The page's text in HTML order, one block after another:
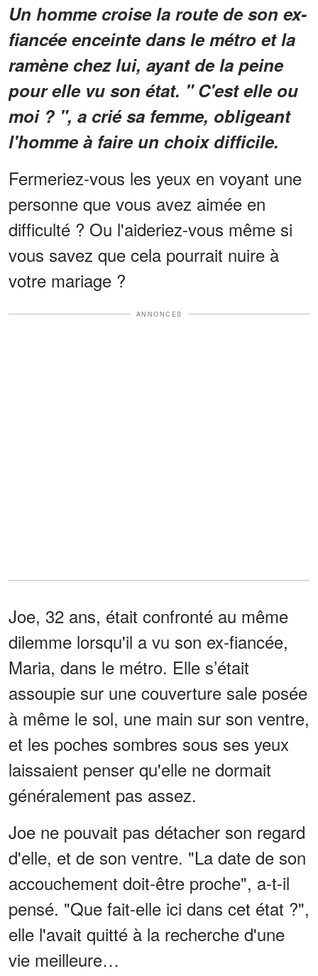
Un homme croise la route de son ex-
fiancée enceinte dans le métro et la
ramène chez lui, ayant de la peine
pour elle vu son état. " C'est elle ou
moi ? ", a crié sa femme, obligeant
l'homme à faire un choix difficile.
Fermeriez-vous les yeux en voyant une
personne que vous avez aimée en
difficulté ? Ou l'aideriez-vous même si
vous savez que cela pourrait nuire à
votre mariage ?
ANNONCES
Joe, 32 ans, était confronté au même
dilemme lorsqu'il a vu son ex-fiancée,
Maria, dans le métro. Elle s’était
assoupie sur une couverture sale posée
à même le sol, une main sur son ventre,
et les poches sombres sous ses yeux
laissaient penser qu'elle ne dormait
généralement pas assez.
Joe ne pouvait pas détacher son regard
d'elle, et de son ventre. "La date de son
accouchement doit-être proche", a-t-il
pensé. "Que fait-elle ici dans cet état ?",
elle l'avait quitté à la recherche d'une
vie meilleure…